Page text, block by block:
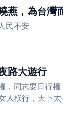
燕，為台灣
民不安
路大遊行
，同志要日行
人橫行，天下太